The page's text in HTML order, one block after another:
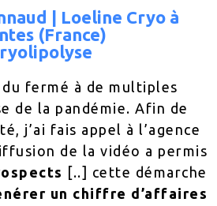
| Loeline Cryo à
(France)
fermé à de multiples
de la pandémie. Afin de
j’ai fais appel à l’agence
de la vidéo a permis
[..] cette démarche
un chiffre d’affaires